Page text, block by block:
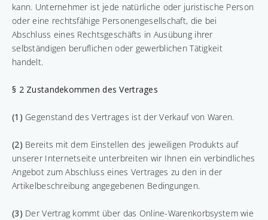
kann. Unternehmer ist jede natürliche oder juristische Person
oder eine rechtsfähige Personengesellschaft, die bei
Abschluss eines Rechtsgeschäfts in Ausübung ihrer
selbständigen beruflichen oder gewerblichen Tätigkeit
handelt.
§ 2 Zustandekommen des Vertrages
(1) Gegenstand des Vertrages ist der Verkauf von Waren.
(2) Bereits mit dem Einstellen des jeweiligen Produkts auf
unserer Internetseite unterbreiten wir Ihnen ein verbindliches
Angebot zum Abschluss eines Vertrages zu den in der
Artikelbeschreibung angegebenen Bedingungen.
(3) Der Vertrag kommt über das Online-Warenkorbsystem wie